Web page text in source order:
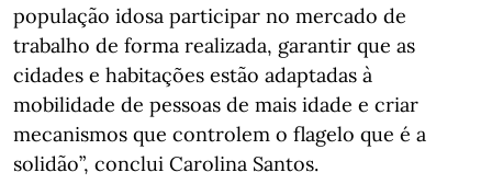
população idosa participar no mercado de
trabalho de forma realizada, garantir que as
cidades e habitações estão adaptadas à
mobilidade de pessoas de mais idade e criar
mecanismos que controlem o flagelo que é a
solidão”, conclui Carolina Santos.